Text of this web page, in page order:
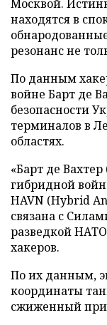
Москвой.
находятся в
резонанс не
По данным
войне Барт де
безопасности
терминалов в
областях.
«Барт де
гибридной
HAVN (Hybrid
связана с
разведкой
хакеров.
По их данным,
координаты
сжиженный